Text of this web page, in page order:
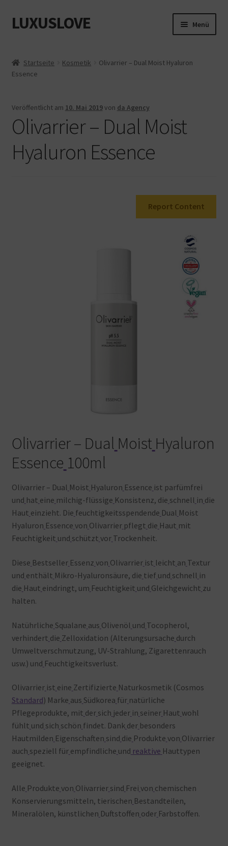
Zur
Navigation
Zum
Inhalt
LUXUSLOVE Menü
Cookie-Richtlinie (EU)
Datenschutz
Impressum
Kasse
Startseite Kosmetik
Olivarrier – Dual Moist Hyaluron
Essence
Veröffentlicht am 10. Mai 2019von da Agency
Olivarrier – Dual Moist
Hyaluron Essence
Report Content
Olivarrier – Dual Moist Hyaluron
Essence 100ml
Olivarrier – Dual Moist Hyaluron Essence ist parfümfrei
und hat eine milchig-flüssige Konsistenz, die schnell in die
Haut einzieht. Die feuchtigkeitsspendende Dual Moist
Hyaluron Essence von Olivarrier pflegt die Haut mit
Feuchtigkeit und schützt vor Trockenheit.
Diese Bestseller Essenz von Olivarrier ist leicht an Textur
und enthält Mikro-Hyaluronsäure, die tief und schnell in
die Haut eindringt, um Feuchtigkeit und Gleichgewicht zu
halten.
Natührliche Squalane aus Olivenöl und Tocopherol,
verhindert die Zelloxidation (Alterungsursache durch
Umweltverschmutzung, UV-Strahlung, Zigarettenrauch
usw.) und Feuchtigkeitsverlust.
Olivarrier ist eine Zertifizierte Naturkosmetik (Cosmos
Standard) Marke aus Südkorea für natürliche
Pflegeprodukte, mit der sich jeder in seiner Haut wohl
fühlt und sich schön findet. Dank der besonders
Hautmilden Eigenschaften sind die Produkte von Olivarrier
auch speziell für empfindliche und reaktive Hauttypen
geeignet.
Alle Produkte von Olivarrier sind Frei von chemischen
Konservierungsmitteln, tierischen Bestandteilen,
Mineralölen, künstlichen Duftstoffen oder Farbstoffen.